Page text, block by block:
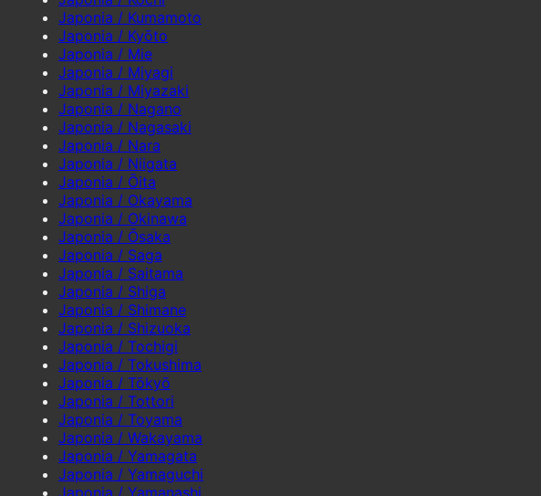
Japonia / Kumamoto
Japonia / Kyōto
Japonia / Mie
Japonia / Miyagi
Japonia / Miyazaki
Japonia / Nagano
Japonia / Nagasaki
Japonia / Nara
Japonia / Niigata
Japonia / Ōita
Japonia / Okayama
Japonia / Okinawa
Japonia / Ōsaka
Japonia / Saga
Japonia / Saitama
Japonia / Shiga
Japonia / Shimane
Japonia / Shizuoka
Japonia / Tochigi
Japonia / Tokushima
Japonia / Tōkyō
Japonia / Tottori
Japonia / Toyama
Japonia / Wakayama
Japonia / Yamagata
Japonia / Yamaguchi